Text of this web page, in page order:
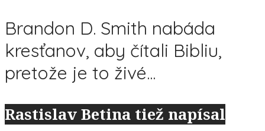
Brandon D. Smith nabáda
kresťanov, aby čítali Bibliu,
pretože je to živé...
Rastislav Betina tiež napísal